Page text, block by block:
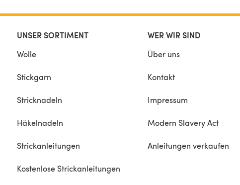
UNSER SORTIMENT
Wolle
Stickgarn
Stricknadeln
Häkelnadeln
Strickanleitungen
Kostenlose Strickanleitungen
WER WIR SIND
Über uns
Kontakt
Impressum
Modern Slavery Act
Anleitungen verkaufen